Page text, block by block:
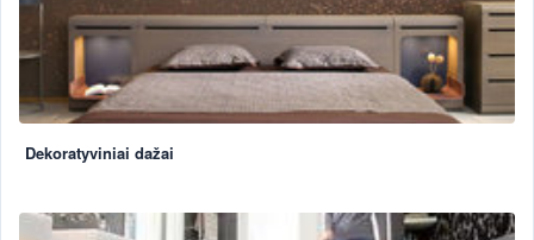
Dekoratyviniai dažai